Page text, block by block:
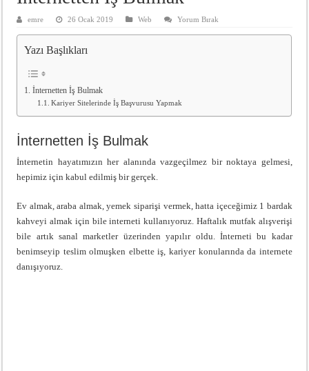
emre 26 Ocak 2019 Web Yorum Bırak
Yazı Başlıkları
İnternetten İş Bulmak
Kariyer Sitelerinde İş Başvurusu Yapmak
İnternetten İş Bulmak
İnternetin hayatımızın her alanında vazgeçilmez bir noktaya gelmesi,
hepimiz için kabul edilmiş bir gerçek.
Ev almak, araba almak, yemek siparişi vermek, hatta içeceğimiz 1 bardak
kahveyi almak için bile interneti kullanıyoruz. Haftalık mutfak alışverişi
bile artık sanal marketler üzerinden yapılır oldu. İnterneti bu kadar
benimseyip teslim olmuşken elbette iş, kariyer konularında da internete
danışıyoruz.